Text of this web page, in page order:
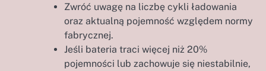
Zwróć uwagę na liczbę cykli ładowania
oraz aktualną pojemność względem normy
fabrycznej.
Jeśli bateria traci więcej niż 20%
pojemności lub zachowuje się niestabilnie,